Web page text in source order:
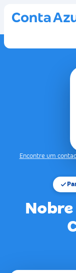
Encontre um